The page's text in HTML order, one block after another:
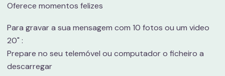
Oferece momentos felizes
Para gravar a sua mensagem com 10 fotos ou um video
20" :
Prepare no seu telemóvel ou computador o ficheiro a
descarregar